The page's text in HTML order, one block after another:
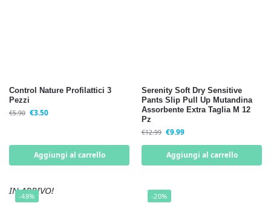
Control Nature Profilattici 3
Pezzi
€5.90 €3.50
Aggiungi al carrello
Serenity Soft Dry Sensitive
Pants Slip Pull Up Mutandina
Assorbente Extra Taglia M 12
Pz
€12.99 €9.99
Aggiungi al carrello
-48%
IN ARRIVO! -20%